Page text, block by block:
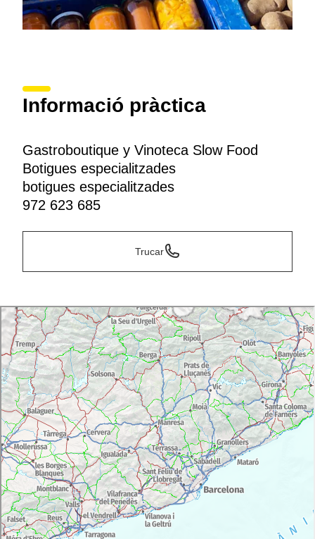
Informació pràctica
Gastroboutique y Vinoteca Slow Food
Botigues especialitzades
botigues especialitzades
972 623 685
Trucar